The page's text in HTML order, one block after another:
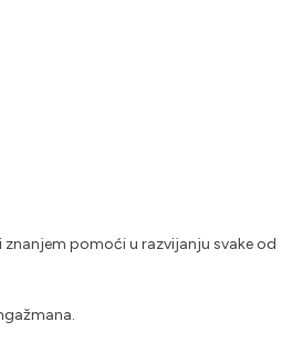
pomoći u razvijanju svake od